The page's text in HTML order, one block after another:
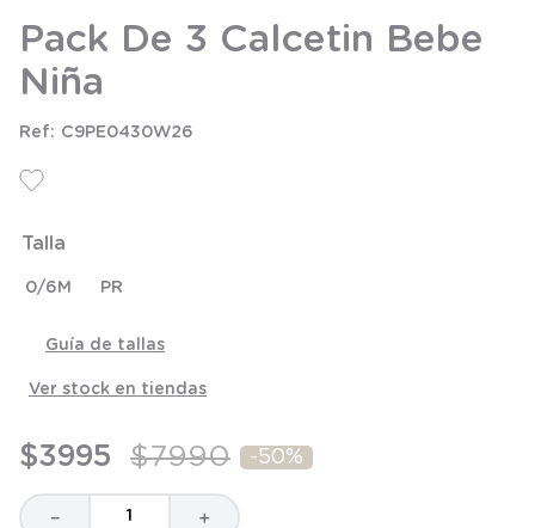
Pack De 3 Calcetin Bebe
Niña
C9PE0430W26
Talla
0/6M PR
Guía de tallas
Ver stock en tiendas
$3995 $7990 -50%
＋
－
3.
zapatillas
.
body
5
panty
8.
9.
saco